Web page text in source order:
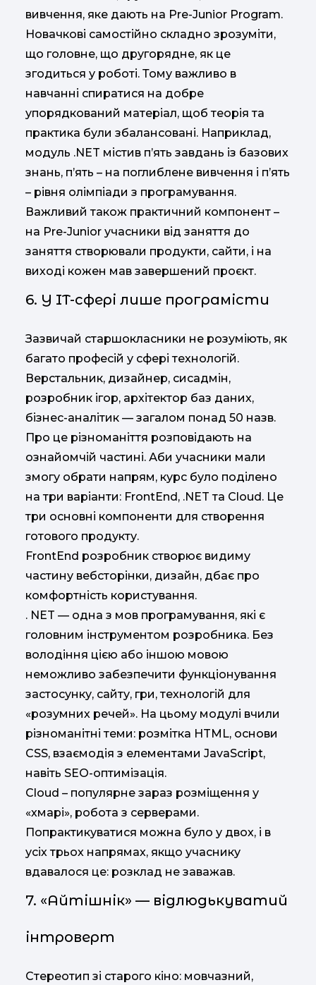
вивчення, яке дають на Pre-Junior Program.
Новачкові самостійно складно зрозуміти,
що головне, що другорядне, як це
згодиться у роботі. Тому важливо в
навчанні спиратися на добре
упорядкований матеріал, щоб теорія та
практика були збалансовані. Наприклад,
модуль .NET містив п’ять завдань із базових
знань, п’ять – на поглиблене вивчення і п’ять
– рівня олімпіади з програмування.
Важливий також практичний компонент –
на Pre-Junior учасники від заняття до
заняття створювали продукти, сайти, і на
виході кожен мав завершений проєкт.
6. У IT-сфері лише програмісти
Зазвичай старшокласники не розуміють, як
багато професій у сфері технологій.
Верстальник, дизайнер, сисадмін,
розробник ігор, архітектор баз даних,
бізнес-аналітик — загалом понад 50 назв.
Про це різноманіття розповідають на
ознайомчій частині. Аби учасники мали
змогу обрати напрям, курс було поділено
на три варіанти: FrontEnd, .NET та Cloud. Це
три основні компоненти для створення
готового продукту.
FrontEnd розробник створює видиму
частину вебсторінки, дизайн, дбає про
комфортність користування.
. NET — одна з мов програмування, які є
головним інструментом розробника. Без
володіння цією або іншою мовою
неможливо забезпечити функціонування
застосунку, сайту, гри, технологій для
«розумних речей». На цьому модулі вчили
різноманітні теми: розмітка HTML, основи
CSS, взаємодія з елементами JavaScript,
навіть SEO-оптимізація.
Cloud – популярне зараз розміщення у
«хмарі», робота з серверами.
Попрактикуватися можна було у двох, і в
усіх трьох напрямах, якщо учаснику
вдавалося це: розклад не заважав.
7. «Айтішнік» — відлюдькуватий
інтроверт
Стереотип зі старого кіно: мовчазний,